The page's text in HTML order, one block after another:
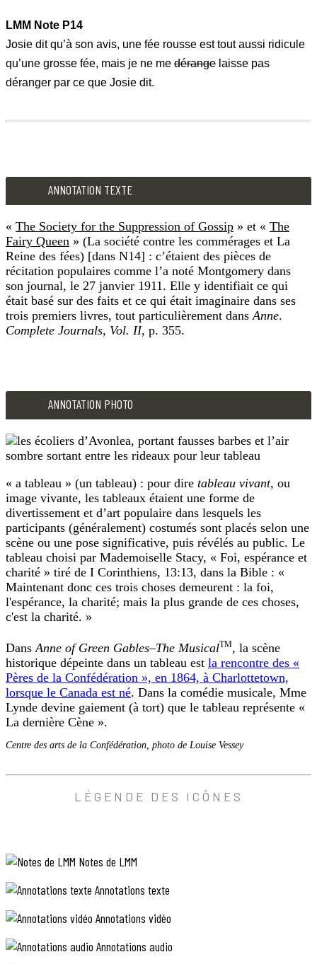
Je vais répéter les textes dans le grenier. Ne t’affole pas si
LMM Note P14
Josie dit qu’à son avis, une fée rousse est tout aussi ridicule
qu’une grosse fée, mais je ne me dérange laisse pas
déranger par ce que Josie dit.
LMM Note P14
ANNOTATION TEXTE
« The Society for the Suppression of Gossip » et « The
Fairy Queen » (La société contre les commérages et La
Reine des fées) [dans N14] : c’étaient des pièces de
récitation populaires comme l’a noté Montgomery dans
son journal, le 27 janvier 1911. Elle y identifiait ce qui
était basé sur des faits et ce qui était imaginaire dans ses
trois premiers livres, tout particulièrement dans Anne.
Complete Journals, Vol. II, p. 355.
The Society for the Suppression of Gossip
ANNOTATION PHOTO
« a tableau » (un tableau) : pour dire tableau vivant, ou
image vivante, les tableaux étaient une forme de
divertissement et d’art populaire dans lesquels les
participants (généralement) costumés sont placés selon une
scène ou une pose significative, puis révélés au public. Le
tableau choisi par Mademoiselle Stacy, « Foi, espérance et
charité » tiré de I Corinthiens, 13:13, dans la Bible : «
Maintenant donc ces trois choses demeurent : la foi,
l'espérance, la charité; mais la plus grande de ces choses,
c'est la charité. »
Dans Anne of Green Gables–The MusicalTM, la scène
historique dépeinte dans un tableau est la rencontre des «
Pères de la Confédération », en 1864, à Charlottetown,
lorsque le Canada est né. Dans la comédie musicale, Mme
Lynde devine gaiement (à tort) que le tableau représente «
La dernière Cène ».
Centre des arts de la Confédération, photo de Louise Vessey
ANNOTATION PHOTO
Centre des arts de la Confédération, photo de Louise Vessey
LÉGENDE DES ICÔNES
Notes de LMM
Annotations texte
Annotations vidéo
Annotations audio